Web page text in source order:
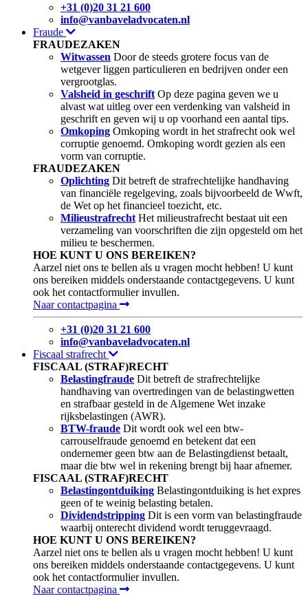
+31 (0)20 31 21 600
info@vanbaveladvocaten.nl
Fraude
FRAUDEZAKEN
Witwassen Door de steeds grotere focus van de
wetgever liggen particulieren en bedrijven onder een
vergrootglas.
Valsheid in geschrift Op deze pagina geven we u
alvast wat uitleg over een verdenking van valsheid in
geschrift en geven wij u op voorhand een aantal tips.
Omkoping Omkoping wordt in het strafrecht ook wel
corruptie genoemd. Omkoping wordt gezien als een
vorm van corruptie.
FRAUDEZAKEN
Oplichting Dit betreft de strafrechtelijke handhaving
van financiële regelgeving, zoals bijvoorbeeld de Wwft,
de Wet op het financieel toezicht, etc.
Milieustrafrecht Het milieustrafrecht bestaat uit een
verzameling van voorschriften die zijn opgesteld om het
milieu te beschermen.
HOE KUNT U ONS BEREIKEN?
Aarzel niet ons te bellen als u vragen mocht hebben! U kunt
ons bereiken middels onderstaande contactgegevens. U kunt
ook het contactformulier invullen.
Naar contactpagina
+31 (0)20 31 21 600
info@vanbaveladvocaten.nl
Fiscaal strafrecht
FISCAAL (STRAF)RECHT
Belastingfraude Dit betreft de strafrechtelijke
handhaving van overtredingen van de belastingwetten
en strafbaar gesteld in de Algemene Wet inzake
rijksbelastingen (AWR).
BTW-fraude Dit wordt ook wel een btw-
carrouselfraude genoemd en betekent dat een
ondernemer geen btw aan de Belastingdienst betaalt,
maar die btw wel in rekening brengt bij haar afnemer.
FISCAAL (STRAF)RECHT
Belastingontduiking Belastingontduiking is het expres
geen of te weinig belasting betalen.
Dividendstripping Dit is een vorm van belastingfraude
waarbij onterecht dividend wordt teruggevraagd.
HOE KUNT U ONS BEREIKEN?
Aarzel niet ons te bellen als u vragen mocht hebben! U kunt
ons bereiken middels onderstaande contactgegevens. U kunt
ook het contactformulier invullen.
Naar contactpagina